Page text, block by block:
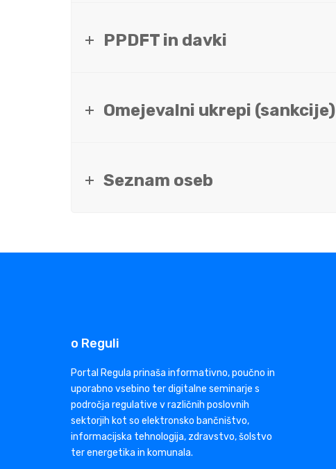
PPDFT in davki
Omejevalni ukrepi (sankcije)
Seznam oseb
o Reguli
Portal Regula prinaša informativno, poučno in
uporabno vsebino ter digitalne seminarje s
področja regulative v različnih poslovnih
sektorjih kot so elektronsko bančništvo,
informacijska tehnologija, zdravstvo, šolstvo
ter energetika in komunala.